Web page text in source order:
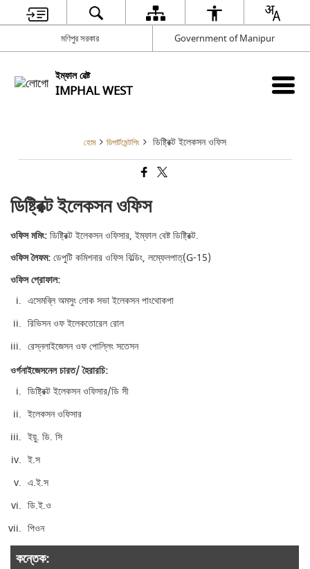
মণিপুর সরকার Government of Manipur
ইম্ফাল ৱেষ্ট
IMPHAL WEST
হোম ডিপার্টমেন্টশিং ডিষ্ট্রিক্ট ইলেকসন ওফিস
ডিষ্ট্রিক্ট ইলেকসন ওফিস
ওফিস মমিং:ডিষ্ট্রিক্ট ইলেকসন ওফিসার, ইম্ফাল বেষ্ট ডিষ্ট্রিক্ট.
ওফিস লৈফম:ডেপুটি কমিশনার ওফিস বিল্ডিং, লম্ফেলপাত্(G-15)
ওফিস প্রোফাল:
এসেমব্লি অমসুং লোক সভা ইলেকসন পাংথোকপা
রিভিসন ওফ ইলেকতোরেল রোল
রেস্নলাইজেসন ওফ পোল্লিং সতেসন
ওর্গনাইজেসনেল চারত/ হৈরারচি:
ডিষ্ট্রিক্ট ইলেকসন ওফিসার/ডি সী
ইলেকসন ওফিসার
ইয়ু. ডি. সি
ই.স
এ.ই.স
ডি.ই.ও
পিওন
কন্তেক: